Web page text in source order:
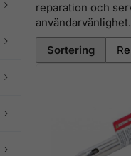
reparation och
användarvänlighet.
Sortering